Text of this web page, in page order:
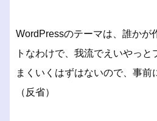
WordPressのテーマは、誰かが
トなわけで、我流でえいやっと
まくいくはずはないので、事前
（反省）